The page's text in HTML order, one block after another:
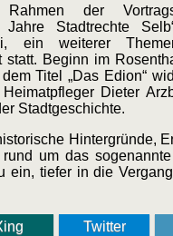
der
Jahre Stadtrechte
ein weiterer
statt. Beginn im
Titel „Das Edion“
Dieter
Stadtgeschichte.
Hintergründe,
um das sogenannte
ein, tiefer in die
Twitter